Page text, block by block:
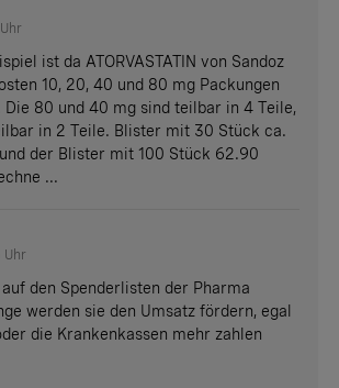
ist da ATORVASTATIN von Sandoz
10, 20, 40 und 80 mg Packungen
80 und 40 mg sind teilbar in 4 Teile,
in 2 Teile. Blister mit 30 Stück ca.
der Blister mit 100 Stück 62.90
...
Uhr
den Spenderlisten der Pharma
werden sie den Umsatz fördern, egal
die Krankenkassen mehr zahlen